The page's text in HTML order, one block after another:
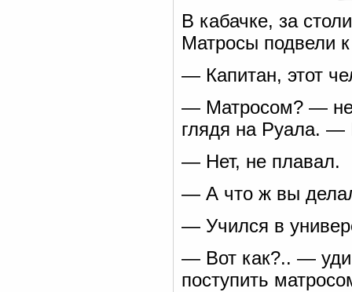
В кабачке, за
Матросы подвели
— Капитан, этот
— Матросом? —
глядя на Руала. —
— Нет, не плавал.
— А что ж вы
— Учился в
— Вот как?.. —
поступить